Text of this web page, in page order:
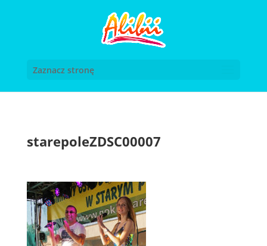
Zaznacz stronę
starepoleZDSC00007